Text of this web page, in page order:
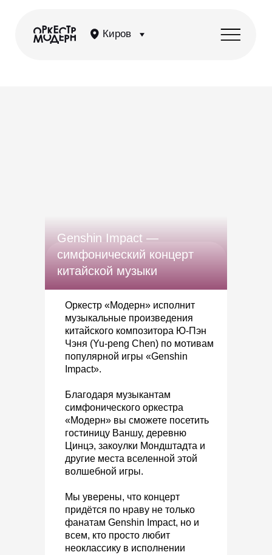
Genshin Impact —
симфонический концерт
китайской музыки
Оркестр «Модерн» исполнит
музыкальные произведения
китайского композитора Ю-Пэн
Чэня (Yu-peng Chen) по мотивам
популярной игры «Genshin
Impact».
Благодаря музыкантам
симфонического оркестра
«Модерн» вы сможете посетить
гостиницу Ваншу, деревню
Цинцэ, закоулки Мондштадта и
другие места вселенной этой
волшебной игры.
Мы уверены, что концерт
придётся по нраву не только
фанатам Genshin Impact, но и
всем, кто просто любит
неоклассику в исполнении